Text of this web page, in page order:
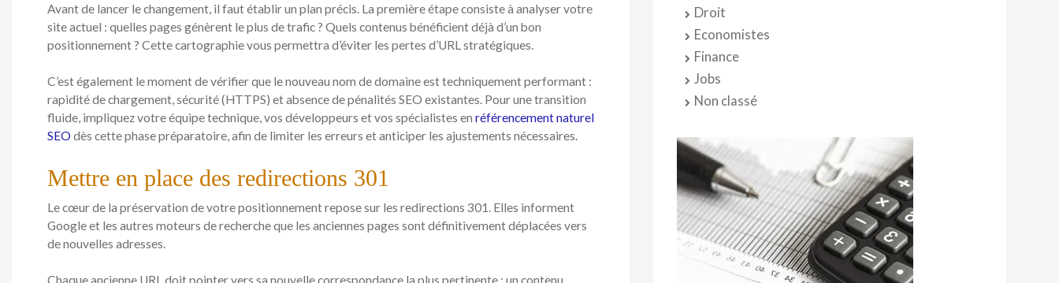
Avant de lancer le changement, il faut établir un plan précis. La première étape consiste à analyser votre
site actuel : quelles pages génèrent le plus de trafic ? Quels contenus bénéficient déjà d’un bon
positionnement ? Cette cartographie vous permettra d’éviter les pertes d’URL stratégiques.
C’est également le moment de vérifier que le nouveau nom de domaine est techniquement performant :
rapidité de chargement, sécurité (HTTPS) et absence de pénalités SEO existantes. Pour une transition
fluide, impliquez votre équipe technique, vos développeurs et vos spécialistes en référencement naturel
SEOdès cette phase préparatoire, afin de limiter les erreurs et anticiper les ajustements nécessaires.
Mettre en place des redirections 301
Le cœur de la préservation de votre positionnement repose sur les redirections 301. Elles informent
Google et les autres moteurs de recherche que les anciennes pages sont définitivement déplacées vers
de nouvelles adresses.
Chaque ancienne URL doit pointer vers sa nouvelle correspondance la plus pertinente : un contenu
Droit
Economistes
Finance
Jobs
Non classé